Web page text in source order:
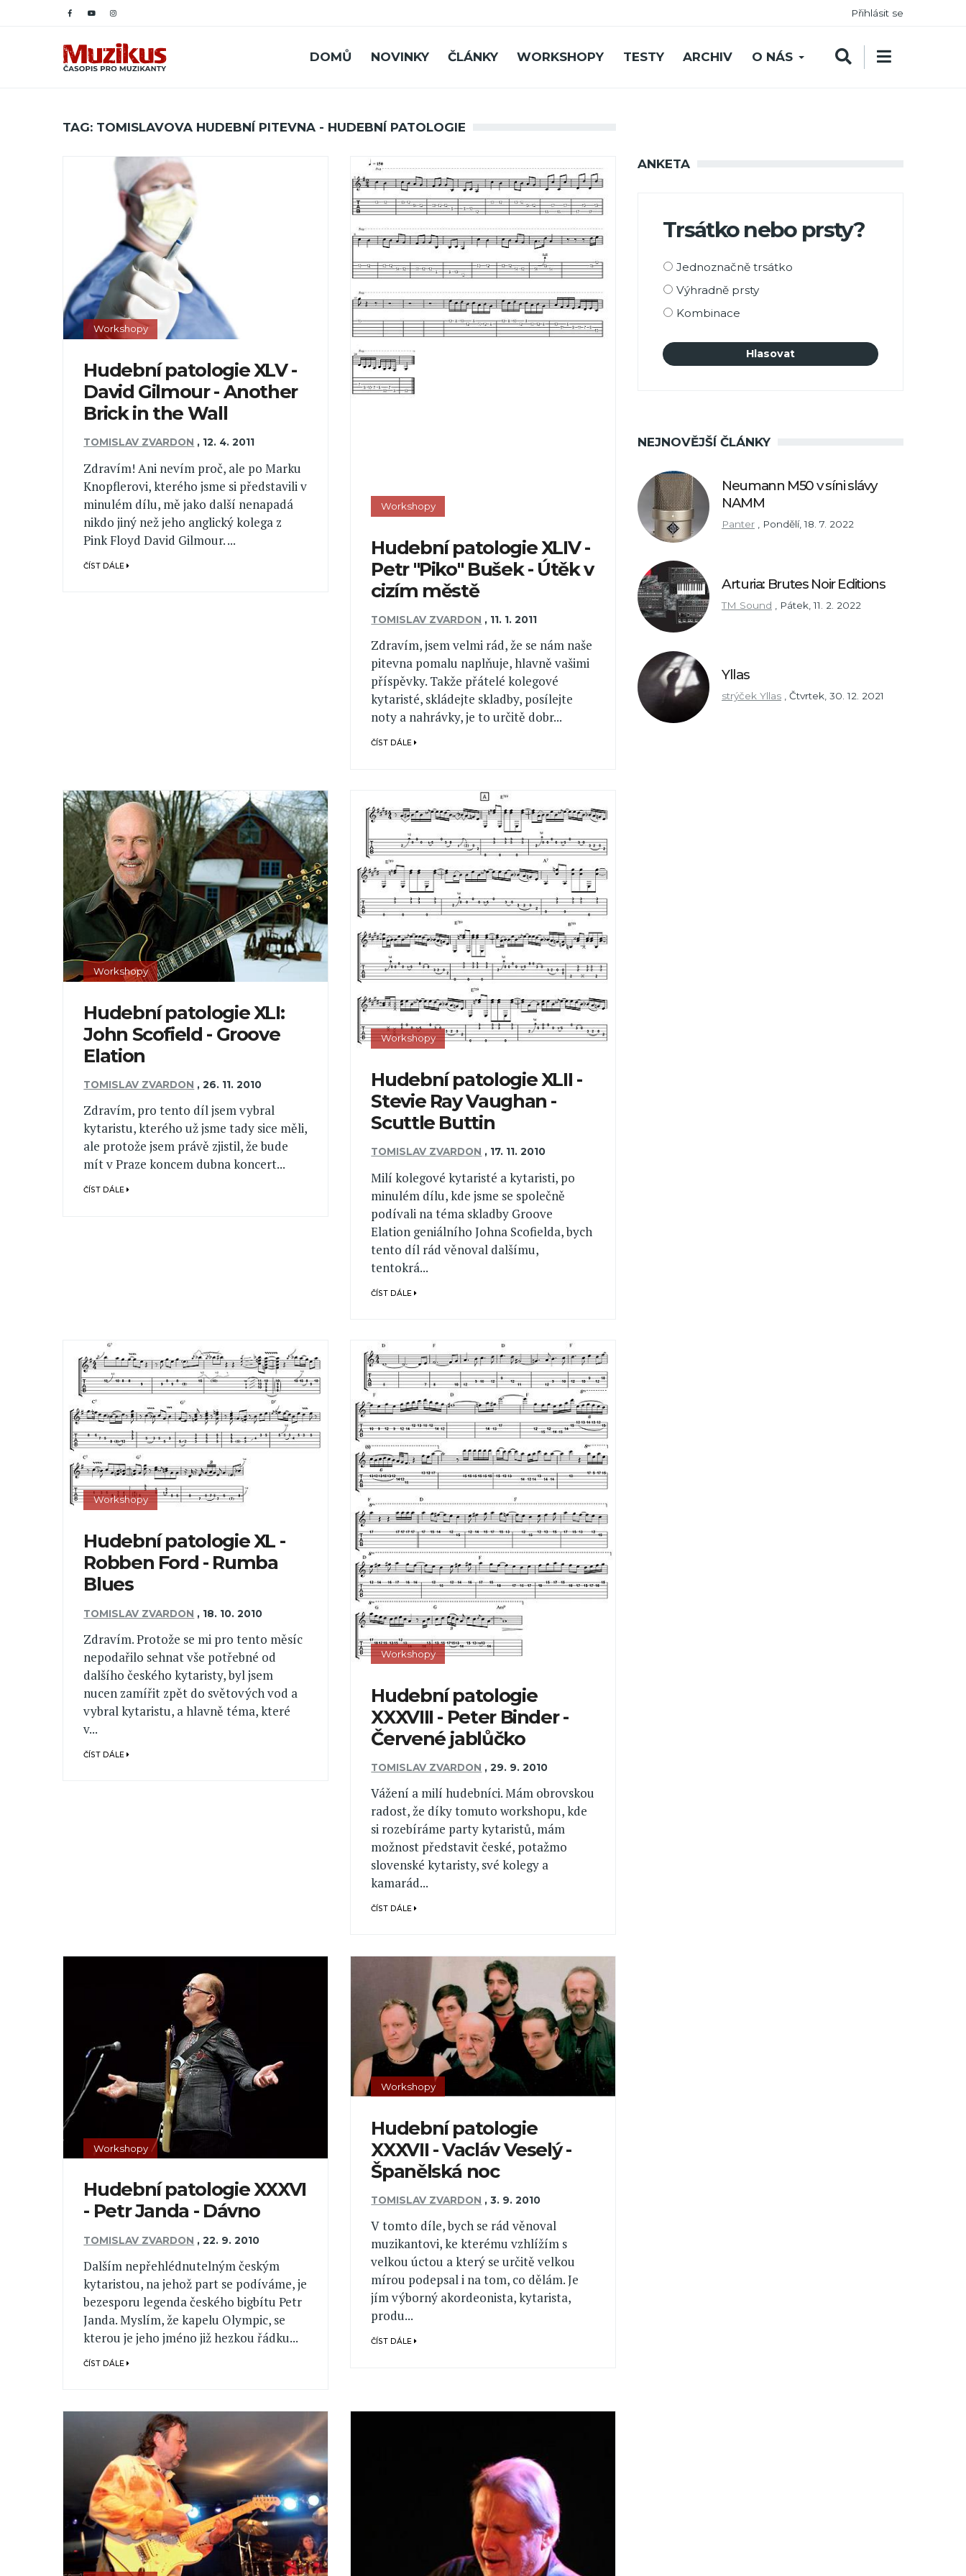
Přihlásit se
DOMŮ NOVINKY ČLÁNKY WORKSHOPY TESTY ARCHIV O NÁS
TAG: TOMISLAVOVA HUDEBNÍ PITEVNA - HUDEBNÍ PATOLOGIE
Workshopy
Hudební patologie XLV -
David Gilmour - Another
Brick in the Wall
TOMISLAV ZVARDON , 12. 4. 2011
Zdravím! Ani nevím proč, ale po Marku
Knopflerovi, kterého jsme si představili v
minulém dílu, mě jako další nenapadá
nikdo jiný než jeho anglický kolega z
Pink Floyd David Gilmour. ...
ČÍST DÁLE
Workshopy
Hudební patologie XLIV -
Petr "Piko" Bušek - Útěk v
cizím městě
TOMISLAV ZVARDON , 11. 1. 2011
Zdravím, jsem velmi rád, že se nám naše
pitevna pomalu naplňuje, hlavně vašimi
příspěvky. Takže přátelé kolegové
kytaristé, skládejte skladby, posílejte
noty a nahrávky, je to určitě dobr...
ČÍST DÁLE
Workshopy
Hudební patologie XLI:
John Scofield - Groove
Elation
TOMISLAV ZVARDON ,26. 11. 2010
Zdravím, pro tento díl jsem vybral
kytaristu, kterého už jsme tady sice měli,
ale protože jsem právě zjistil, že bude
mít v Praze koncem dubna koncert...
ČÍST DÁLE
Workshopy
Hudební patologie XLII -
Stevie Ray Vaughan -
Scuttle Buttin
TOMISLAV ZVARDON , 17. 11. 2010
Milí kolegové kytaristé a kytaristi, po
minulém dílu, kde jsme se společně
podívali na téma skladby Groove
Elation geniálního Johna Scofielda, bych
tento díl rád věnoval dalšímu,
tentokrá...
ČÍST DÁLE
Workshopy
Hudební patologie XL -
Robben Ford - Rumba
Blues
TOMISLAV ZVARDON , 18. 10. 2010
Zdravím. Protože se mi pro tento měsíc
nepodařilo sehnat vše potřebné od
dalšího českého kytaristy, byl jsem
nucen zamířit zpět do světových vod a
vybral kytaristu, a hlavně téma, které
v...
ČÍST DÁLE
Workshopy
Hudební patologie
XXXVIII - Peter Binder -
Červené jablůčko
TOMISLAV ZVARDON ,29. 9. 2010
Vážení a milí hudebníci. Mám obrovskou
radost, že díky tomuto workshopu, kde
si rozebíráme party kytaristů, mám
možnost představit české, potažmo
slovenské kytaristy, své kolegy a
kamarád...
ČÍST DÁLE
Workshopy
Hudební patologie XXXVI
- Petr Janda - Dávno
TOMISLAV ZVARDON ,22. 9. 2010
Dalším nepřehlédnutelným českým
kytaristou, na jehož part se podíváme, je
bezesporu legenda českého bigbítu Petr
Janda. Myslím, že kapelu Olympic, se
kterou je jeho jméno již hezkou řádku...
ČÍST DÁLE
Workshopy
Hudební patologie
XXXVII - Vacláv Veselý -
Španělská noc
TOMISLAV ZVARDON ,3. 9. 2010
V tomto díle, bych se rád věnoval
muzikantovi, ke kterému vzhlížím s
velkou úctou a který se určitě velkou
mírou podepsal i na tom, co dělám. Je
jím výborný akordeonista, kytarista,
produ...
ČÍST DÁLE
ANKETA
Trsátko nebo prsty?
Možnosti
Jednoznačně trsátko
Výhradně prsty
Kombinace
NEJNOVĚJŠÍ ČLÁNKY
Neumann M50 v síni slávy
NAMM
Panter Pondělí, 18. 7. 2022
Arturia: Brutes Noir Editions
TM Sound Pátek, 11. 2. 2022
Yllas
strýček Yllas Čtvrtek, 30. 12. 2021